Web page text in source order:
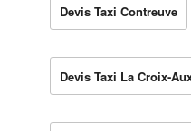
Devis Taxi Contreuve
Devis Taxi La Croix-